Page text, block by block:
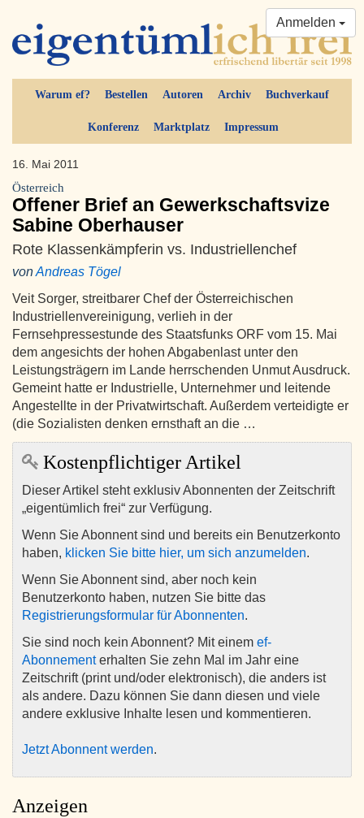
Warum ef? Bestellen Autoren Archiv Buchverkauf
Konferenz Marktplatz Impressum
Anmelden
16. Mai 2011
Österreich
Offener Brief an Gewerkschaftsvize
Sabine Oberhauser
Rote Klassenkämpferin vs. Industriellenchef
vonAndreas Tögel
Veit Sorger, streitbarer Chef der Österreichischen
Industriellenvereinigung, verlieh in der
Fernsehpressestunde des Staatsfunks ORF vom 15. Mai
dem angesichts der hohen Abgabenlast unter den
Leistungsträgern im Lande herrschenden Unmut Ausdruck.
Gemeint hatte er Industrielle, Unternehmer und leitende
Angestellte in der Privatwirtschaft. Außerdem verteidigte er
(die Sozialisten denken ernsthaft an die …
Kostenpflichtiger Artikel
Dieser Artikel steht exklusiv Abonnenten der Zeitschrift
„eigentümlich frei“ zur Verfügung.
Wenn Sie Abonnent sind und bereits ein Benutzerkonto
haben, klicken Sie bitte hier, um sich anzumelden.
Wenn Sie Abonnent sind, aber noch kein
Benutzerkonto haben, nutzen Sie bitte das
Registrierungsformular für Abonnenten.
Sie sind noch kein Abonnent? Mit einem ef-
Abonnementerhalten Sie zehn Mal im Jahr eine
Zeitschrift (print und/oder elektronisch), die anders ist
als andere. Dazu können Sie dann diesen und viele
andere exklusive Inhalte lesen und kommentieren.
Jetzt Abonnent werden.
Anzeigen